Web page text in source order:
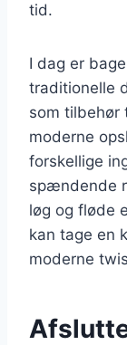
tid.
I dag er
traditionelle
som tilbehør
moderne
forskellige
spændende
løg og fløde
kan tage en
moderne